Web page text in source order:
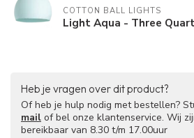
COTTON BALL LIGHTS
Light Aqua - Three
Heb je vragen over dit product?
Of heb je hulp nodig met bestellen?
mail of bel onze klantenservice. Wij
bereikbaar van 8.30 t/m 17.00uur